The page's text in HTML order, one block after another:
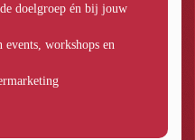
doelgroep én bij jouw
events, workshops en